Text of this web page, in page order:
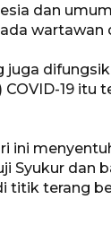
dan
wartawan
juga
19 itu
ini
Syukur dan
titik terang